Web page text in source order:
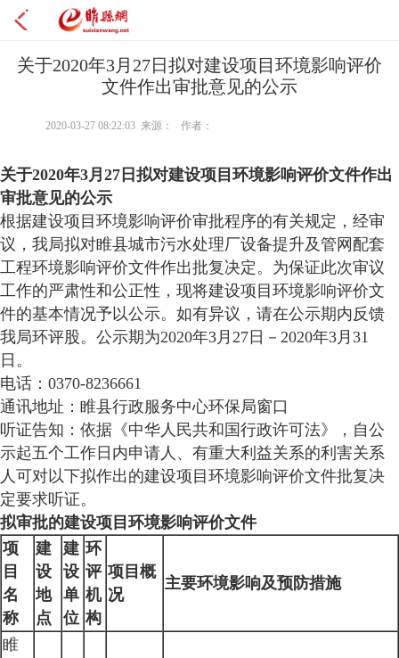
关于2020年3月27日拟对建设项目环境影响评价
文件作出审批意见的公示
2020-03-27 08:22:03 来源： 作者：
关于2020年3月 27 日拟对建设项目环境影响评价文件作出
审批意见的公示
根据建设项目环境影响评价审批程序的有关规定，经审
议，我局拟对睢县城市污水处理厂设备提升及管网配套
工程环境影响评价文件作出批复决定。为保证此次审议
工作的严肃性和公正性，现将建设项目环境影响评价文
件的基本情况予以公示。如有异议，请在公示期内反馈
我局环评股。公示期为2020年3月27日－2020年3月31
日。
电话：0370-8236661
通讯地址：睢县行政服务中心环保局窗口
听证告知：依据《中华人民共和国行政许可法》，自公
示起五个工作日内申请人、有重大利益关系的利害关系
人可对以下拟作出的建设项目环境影响评价文件批复决
定要求听证。
拟审批的建设项目环境影响评价文件
项
目
名
称
建
设
地
点
建
设
单
位
环
评
机
构
项目概
况
主要环境影响及预防措施
睢